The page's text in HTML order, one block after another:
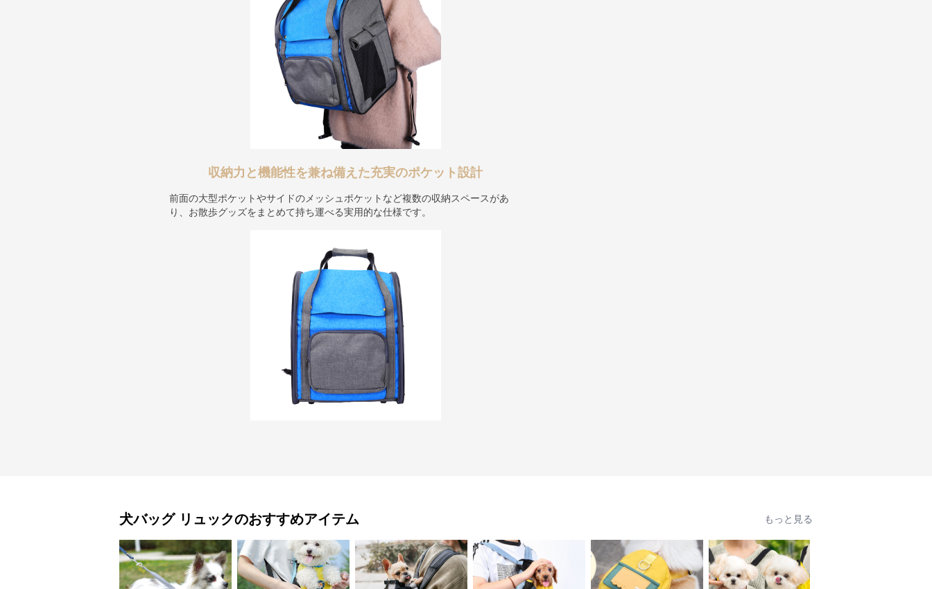
収納力と機能性を兼ね備えた充実のポケット設計
前面の大型ポケットやサイドのメッシュポケットなど複数の収納スペースがあ
り、お散歩グッズをまとめて持ち運べる実用的な仕様です。
犬バッグ リュックのおすすめアイテム もっと見る